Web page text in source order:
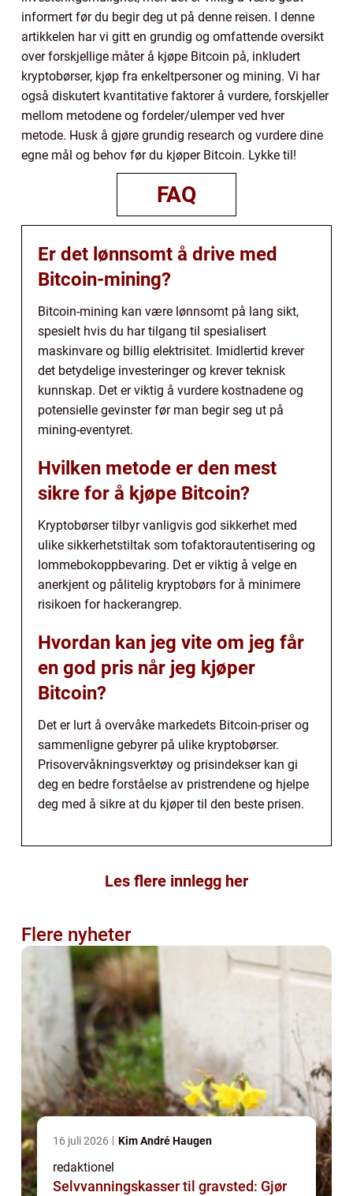
informert før du begir deg ut på denne reisen. I denne
artikkelen har vi gitt en grundig og omfattende oversikt
over forskjellige måter å kjøpe Bitcoin på, inkludert
kryptobørser, kjøp fra enkeltpersoner og mining. Vi har
også diskutert kvantitative faktorer å vurdere, forskjeller
mellom metodene og fordeler/ulemper ved hver
metode. Husk å gjøre grundig research og vurdere dine
egne mål og behov før du kjøper Bitcoin. Lykke til!
FAQ
Er det lønnsomt å drive med
Bitcoin-mining?
Bitcoin-mining kan være lønnsomt på lang sikt,
spesielt hvis du har tilgang til spesialisert
maskinvare og billig elektrisitet. Imidlertid krever
det betydelige investeringer og krever teknisk
kunnskap. Det er viktig å vurdere kostnadene og
potensielle gevinster før man begir seg ut på
mining-eventyret.
Hvilken metode er den mest
sikre for å kjøpe Bitcoin?
Kryptobørser tilbyr vanligvis god sikkerhet med
ulike sikkerhetstiltak som tofaktorautentisering og
lommebokoppbevaring. Det er viktig å velge en
anerkjent og pålitelig kryptobørs for å minimere
risikoen for hackerangrep.
Hvordan kan jeg vite om jeg får
en god pris når jeg kjøper
Bitcoin?
Det er lurt å overvåke markedets Bitcoin-priser og
sammenligne gebyrer på ulike kryptobørser.
Prisovervåkningsverktøy og prisindekser kan gi
deg en bedre forståelse av pristrendene og hjelpe
deg med å sikre at du kjøper til den beste prisen.
Les flere innlegg her
Flere nyheter
16 juli 2026 Kim André Haugen
redaktionel
Selvvanningskasser til gravsted: Gjør